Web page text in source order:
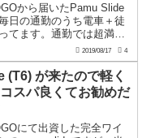
から届いたPamu Slide
日の通勤のうち電車＋徒
てます。通勤では超満員
通ってるわけではないん
りにワイヤレスイヤホン
くいます。それでも切れ
2019/08/17 4
(T6) が来たので軽く
スパ良くてお勧めだ
にて出資した完全ワイ